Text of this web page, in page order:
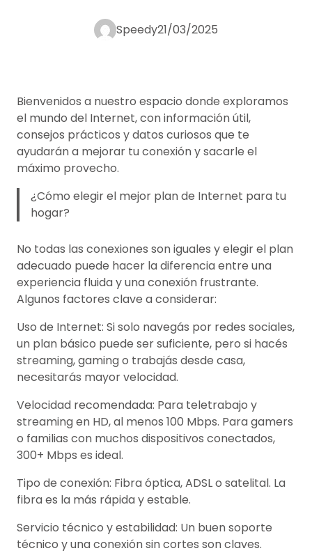
Speedy21/03/2025
Bienvenidos a nuestro espacio donde exploramos
el mundo del Internet, con información útil,
consejos prácticos y datos curiosos que te
ayudarán a mejorar tu conexión y sacarle el
máximo provecho.
¿Cómo elegir el mejor plan de Internet para tu
hogar?
No todas las conexiones son iguales y elegir el plan
adecuado puede hacer la diferencia entre una
experiencia fluida y una conexión frustrante.
Algunos factores clave a considerar:
Uso de Internet: Si solo navegás por redes sociales,
un plan básico puede ser suficiente, pero si hacés
streaming, gaming o trabajás desde casa,
necesitarás mayor velocidad.
Velocidad recomendada: Para teletrabajo y
streaming en HD, al menos 100 Mbps. Para gamers
o familias con muchos dispositivos conectados,
300+ Mbps es ideal.
Tipo de conexión: Fibra óptica, ADSL o satelital. La
fibra es la más rápida y estable.
Servicio técnico y estabilidad: Un buen soporte
técnico y una conexión sin cortes son claves.